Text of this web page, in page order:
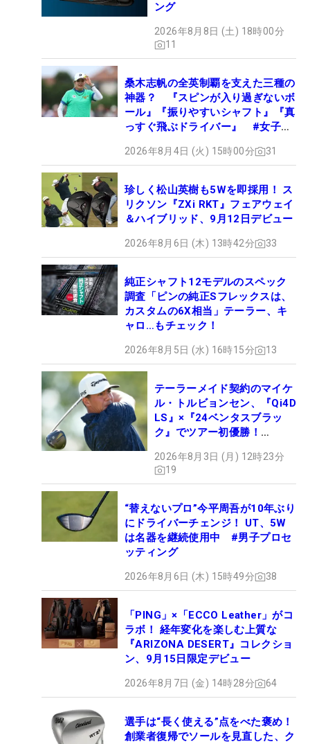
ング
2026年8月8日 (土) 18時00分
11
桑木志帆の全英制覇を支えた三種の
神器？ 『スピンが入り過ぎないボ
ール』『振りやすいシャフト』『真
っすぐ飛ぶドライバー』 #女子プ
2026年8月4日 (火) 15時00分 31
珍しく松山英樹も5Wを即採用！ ス
リクソン『ZXi RKT』フェアウェイ
＆ハイブリッド、9月12日デビュー
2026年8月6日 (木) 13時42分 33
純正シャフト12モデルのスペック
調査「ピンの純正Sフレックスは、
カスタムの6X相当」テーラー、キ
ャロ…もチェック！
2026年8月5日 (水) 16時15分 13
テーラーメイド契約のマイケ
ル・トルビョンセン、『Qi4D
LS』×『24ベンタスブラッ
ク』でツアー初優勝！
2026年8月3日 (月) 12時23分
19
“替えないプロ”今平周吾が10年ぶり
にドライバーチェンジ！ UT、5W
は名器を継続使用中 #男子プロセ
ッティング
2026年8月6日 (木) 15時49分 38
「PING」×「ECCO Leather」がコ
ラボ！ 経年変化を楽しむ上質な
『ARIZONA DESERT』コレクショ
ン、9月15日限定デビュー
2026年8月7日 (金) 14時28分 64
選手は“長く使える”点をべた褒め！
創業者復帰でソールを見直した、ク